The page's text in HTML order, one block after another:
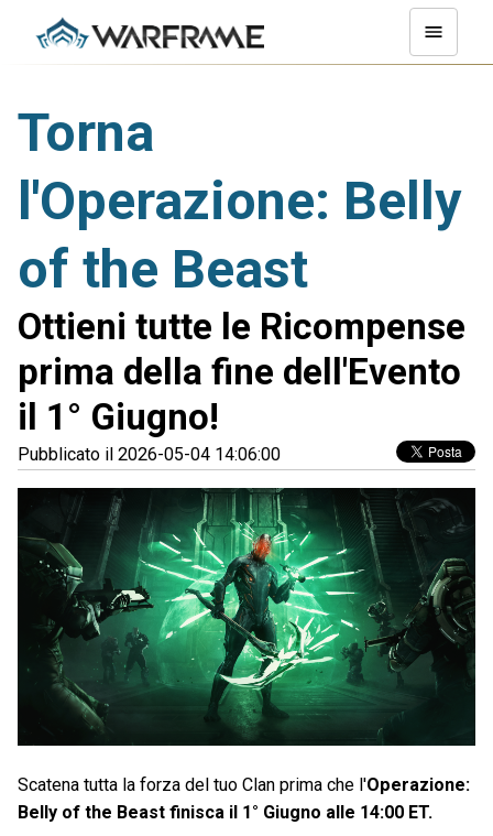
Torna
l'Operazione: Belly
of the Beast
Ottieni tutte le Ricompense
prima della fine dell'Evento
il 1° Giugno!
Pubblicato il 2026-05-04 14:06:00
Scatena tutta la forza del tuo Clan prima che l'Operazione:
Belly of the Beast finisca il 1° Giugno alle 14:00 ET.